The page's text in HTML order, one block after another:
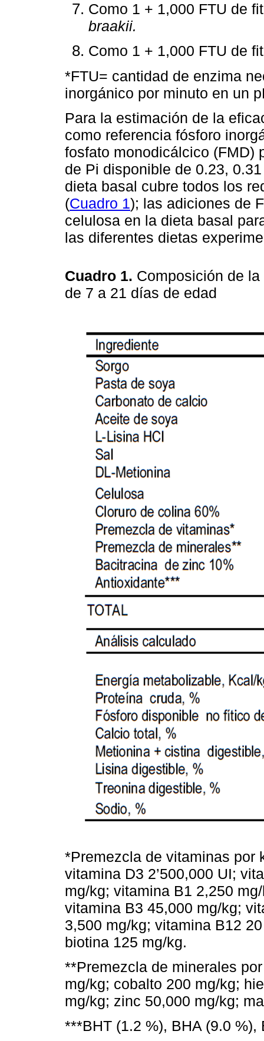
Como 1 + 1,000 FTU de
braakii.
Como 1 + 1,000 FTU de
*FTU= cantidad de enzima
inorgánico por minuto en un
Para la estimación de la
como referencia fósforo
fosfato monodicálcico (FMD)
de Pi disponible de 0.23,
dieta basal cubre todos los
(Cuadro 1); las adiciones de
celulosa en la dieta basal
las diferentes dietas
Cuadro 1. Composición de
de 7 a 21 días de edad
*Premezcla de vitaminas por
vitamina D3 2’500,000 UI;
mg/kg; vitamina B1 2,250
vitamina B3 45,000 mg/kg;
3,500 mg/kg; vitamina B12
biotina 125 mg/kg.
**Premezcla de minerales
mg/kg; cobalto 200 mg/kg;
mg/kg; zinc 50,000 mg/kg;
***BHT (1.2 %), BHA (9.0 %),